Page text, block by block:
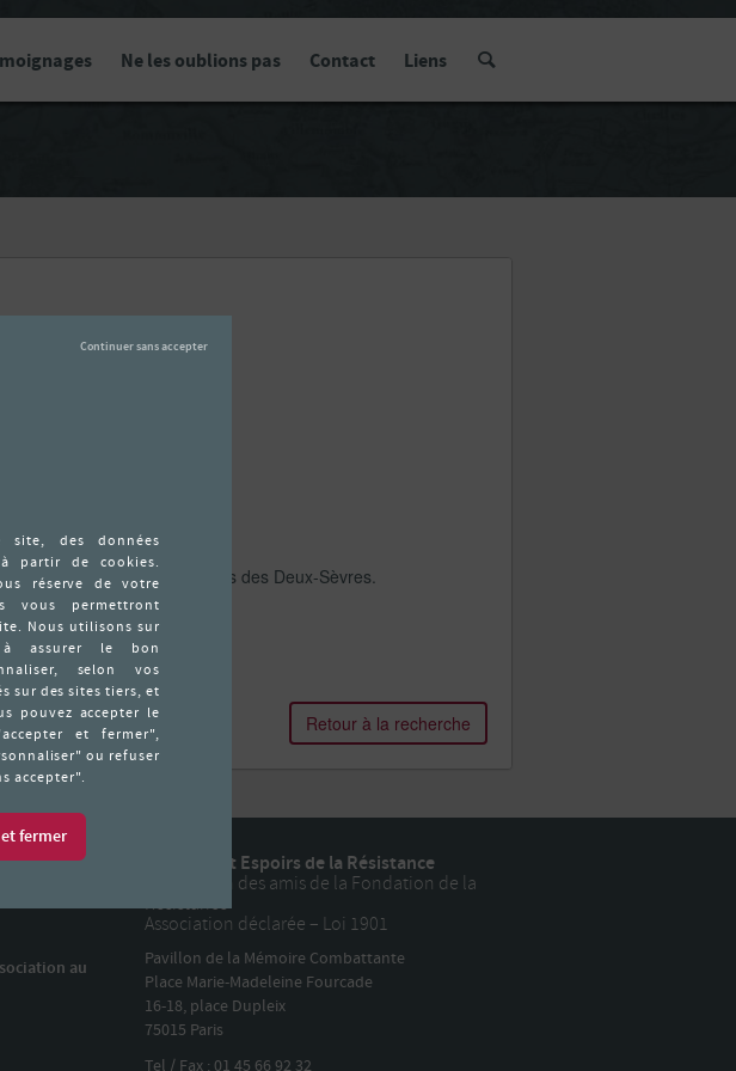
Ne les oublions pas Contact Liens
de liaisons avec les groupes des Deux-Sèvres.
Retour à la recherche
au
Mémoire et Espoirs de la Résistance
Association des amis de la Fondation de la
Résistance
Association déclarée – Loi 1901
Pavillon de la Mémoire Combattante
Place Marie-Madeleine Fourcade
16-18, place Dupleix
75015 Paris
Tel / Fax : 01 45 66 92 32